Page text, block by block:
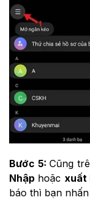
Bước 5:Cũng
Nhập hoặc xuất
báo thì bạn